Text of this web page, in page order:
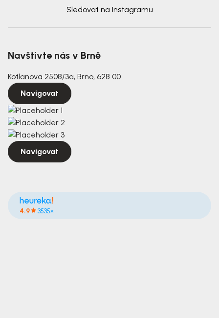
Sledovat na Instagramu
Navštivte nás v Brně
Kotlanova 2508/3a, Brno, 628 00
Navigovat
Navigovat
4.9 3535×